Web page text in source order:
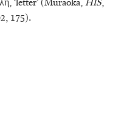
‘letter’ (Muraoka,HIS,
175).